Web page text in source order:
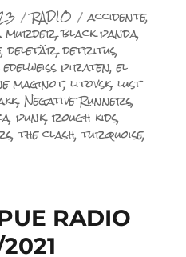
Catégories
RADIO Étiquettes
accidente,
murder,black panda,
,deletär,detritus,
edelweiss piraten,el
maginot,litovsk,lust
,Negative Runners,
,punk,rough kids,
,the clash,turquoise,
RADIO